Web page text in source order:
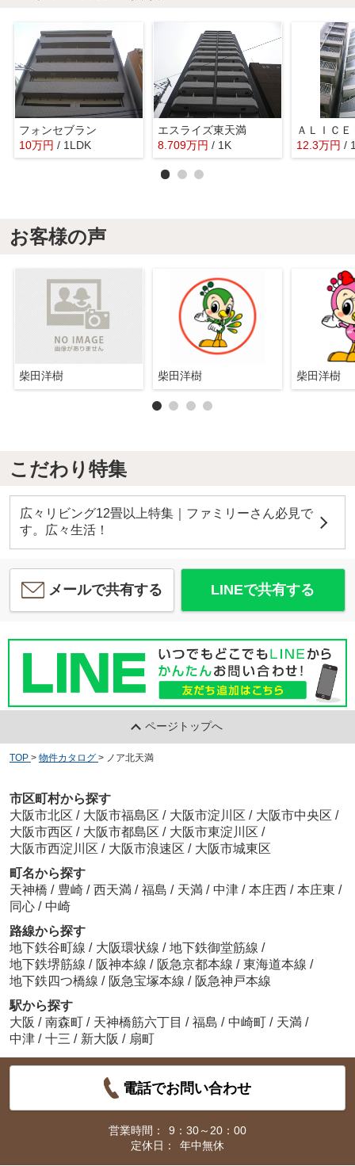
フォンセブラン
10万円 / 1LDK
エスライズ東天満
8.709万円 / 1K 12.3万円 /
お客様の声
柴田洋樹 柴田洋樹 柴田洋樹
こだわり特集
広々リビング12畳以上特集｜ファミリーさん必見で
す。広々生活！
メールで共有する LINEで共有する
ページトップへ
TOP > 物件カタログ > ノア北天満
市区町村から探す
大阪市北区 / 大阪市福島区 / 大阪市淀川区 / 大阪市中央区 /
大阪市西区 / 大阪市都島区 / 大阪市東淀川区 /
大阪市西淀川区 / 大阪市浪速区 / 大阪市城東区
町名から探す
天神橋 / 豊崎 / 西天満 / 福島 / 天満 / 中津 / 本庄西 / 本庄東 /
同心 / 中崎
路線から探す
地下鉄谷町線 / 大阪環状線 / 地下鉄御堂筋線 /
地下鉄堺筋線 / 阪神本線 / 阪急京都本線 / 東海道本線 /
地下鉄四つ橋線 / 阪急宝塚本線 / 阪急神戸本線
駅から探す
大阪 / 南森町 / 天神橋筋六丁目 / 福島 / 中崎町 / 天満 /
中津 / 十三 / 新大阪 / 扇町
電話でお問い合わせ
営業時間：
9：30～20：00
定休日：
年中無休